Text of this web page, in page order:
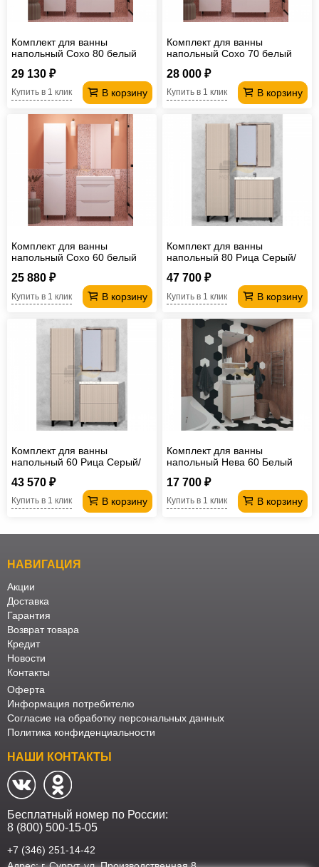
Комплект для ванны
напольный Сохо 80 белый
29 130 ₽
В корзину
Купить в 1 клик
Комплект для ванны
напольный Сохо 70 белый
28 000 ₽
В корзину
Купить в 1 клик
Комплект для ванны
напольный Сохо 60 белый
25 880 ₽
В корзину
Купить в 1 клик
Комплект для ванны
напольный 80 Рица Cерый/
47 700 ₽
В корзину
Купить в 1 клик
Комплект для ванны
напольный 60 Рица Cерый/
43 570 ₽
В корзину
Купить в 1 клик
Комплект для ванны
напольный Нева 60 Белый
17 700 ₽
В корзину
Купить в 1 клик
НАВИГАЦИЯ
Акции
Доставка
Гарантия
Возврат товара
Кредит
Новости
Контакты
Оферта
Информация потребителю
Согласие на обработку персональных данных
Политика конфиденциальности
НАШИ КОНТАКТЫ
Бесплатный номер по России:
8 (800) 500-15-05
+7 (346) 251-14-42